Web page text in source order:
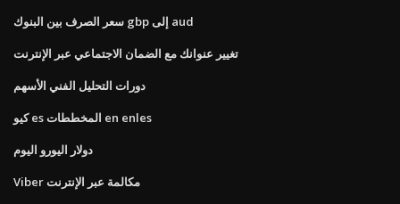
سعر الصرف بين البنوك gbp إلى aud
تغيير عنوانك مع الضمان الاجتماعي عبر الإنترنت
دورات التحليل الفني الأسهم
كيو es المخططات en enles
دولار اليورو اليوم
Viber مكالمة عبر الإنترنت